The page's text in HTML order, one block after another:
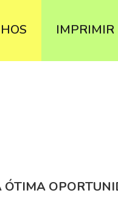
IMPRIMIR